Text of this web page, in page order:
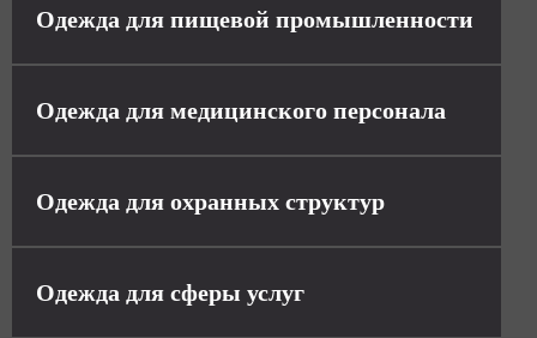
Одежда для пищевой промышленности
Одежда для медицинского персонала
Одежда для охранных структур
Одежда для сферы услуг